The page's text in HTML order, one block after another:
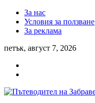
За нас
Условия за ползване
За реклама
петък, август 7, 2026